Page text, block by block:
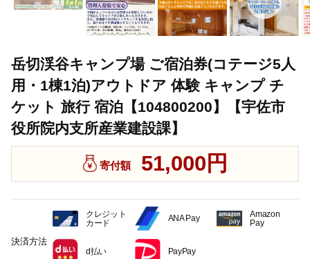
岳切渓谷キャンプ場 ご宿泊券(コテージ5人
用・1棟1泊)アウトドア 体験 キャンプ チ
ケット 旅行 宿泊【104800200】【宇佐市
役所院内支所産業建設課】
寄付額 51,000円
決済方法
クレジット
カード
ANA Pay
Amazon
Pay
d払い PayPay